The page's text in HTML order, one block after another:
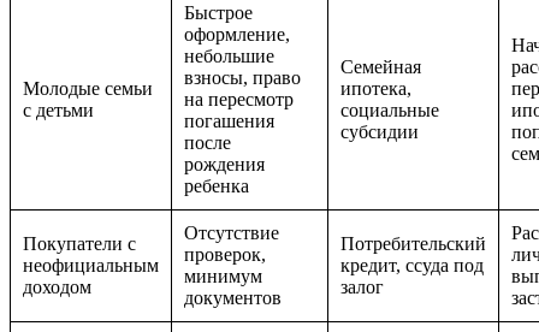
Молодые семьи
с детьми
Быстрое
оформление,
небольшие
взносы, право
на пересмотр
погашения
после
рождения
ребенка
Семейная
ипотека,
социальные
субсидии
Покупатели с
неофициальным
доходом
Отсутствие
проверок,
минимум
документов
Потребительский
кредит, ссуда под
залог